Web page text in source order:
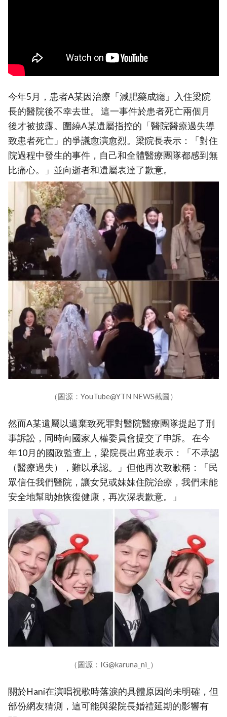
今年5月，患者A某因治療「減肥藥成癮」入住梁院
長的醫院後不幸去世。 這一事件於患者死亡兩個月
後才被披露。圍繞A某遺屬指控的「醫院醫療過失導
致患者死亡」的爭議愈演愈烈。梁院長表示：「對住
院過程中發生的事件，自己和全體醫療團隊都感到無
比痛心。」並向逝者和遺屬表達了歉意。
（圖源：YouTube@YTN NEWS截圖）
然而A某遺屬以遺棄致死罪對醫院醫療團隊提起了刑
事訴訟，同時向國家人權委員會提交了申訴。 在今
年10月的國政監查上，梁院長出席並表示：「不承認
（醫療過失），難以承認。」但他再次致歉稱：「民
眾信任我們醫院，讓女兒或妹妹住院治療，我們未能
安全地幫助她恢復健康，再次深表歉意。」
（圖源：IG@karuna_ni_）
關於Hani在演唱祝歌時落淚的具體原因尚未明確，但
部份網友猜測，這可能與梁院長婚禮延期的影響有